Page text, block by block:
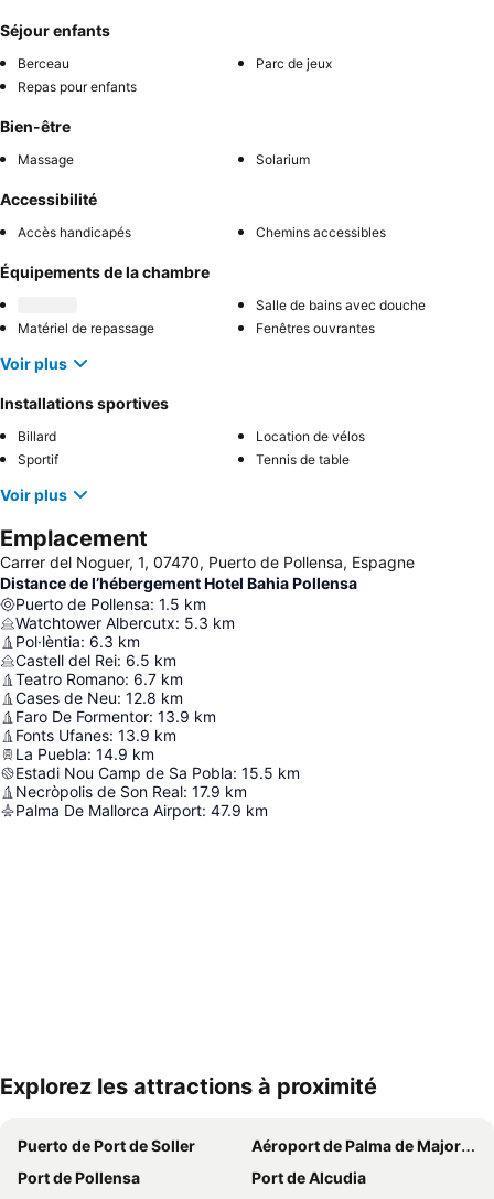
Séjour enfants
Berceau
Parc de jeux
Repas pour enfants
Bien-être
Massage Solarium
Accessibilité
Accès handicapés Chemins accessibles
Équipements de la chambre
Salle de bains avec douche
Matériel de repassage
Fenêtres ouvrantes
Voir plus
Installations sportives
Billard
Location de vélos
Sportif
Tennis de table
Voir plus
Emplacement
Carrer del Noguer, 1, 07470, Puerto de Pollensa, Espagne
Distance de l’hébergement Hotel Bahia Pollensa
Puerto de Pollensa: 1.5 km
Watchtower Albercutx: 5.3 km
Pol·lèntia: 6.3 km
Castell del Rei: 6.5 km
Teatro Romano: 6.7 km
Cases de Neu: 12.8 km
Faro De Formentor: 13.9 km
Fonts Ufanes: 13.9 km
La Puebla: 14.9 km
Estadi Nou Camp de Sa Pobla: 15.5 km
Necròpolis de Son Real: 17.9 km
Palma De Mallorca Airport: 47.9 km
Explorez les attractions à proximité
Puerto de Port de Soller
Aéroport de Palma de Majorque
Port de Pollensa
Port de Alcudia